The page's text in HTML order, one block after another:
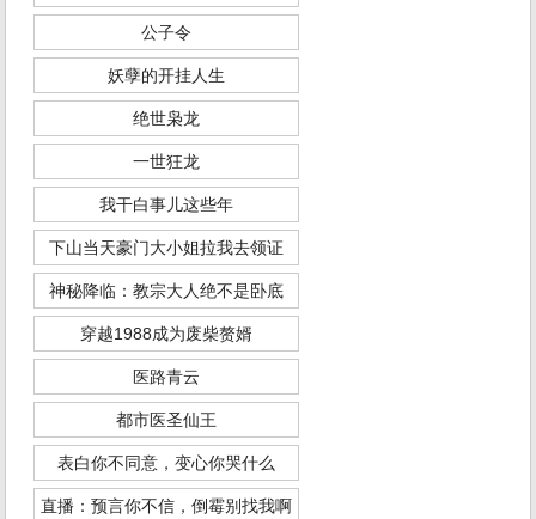
公子令
妖孽的开挂人生
绝世枭龙
一世狂龙
我干白事儿这些年
下山当天豪门大小姐拉我去领证
神秘降临：教宗大人绝不是卧底
穿越1988成为废柴赘婿
医路青云
都市医圣仙王
表白你不同意，变心你哭什么
直播：预言你不信，倒霉别找我啊